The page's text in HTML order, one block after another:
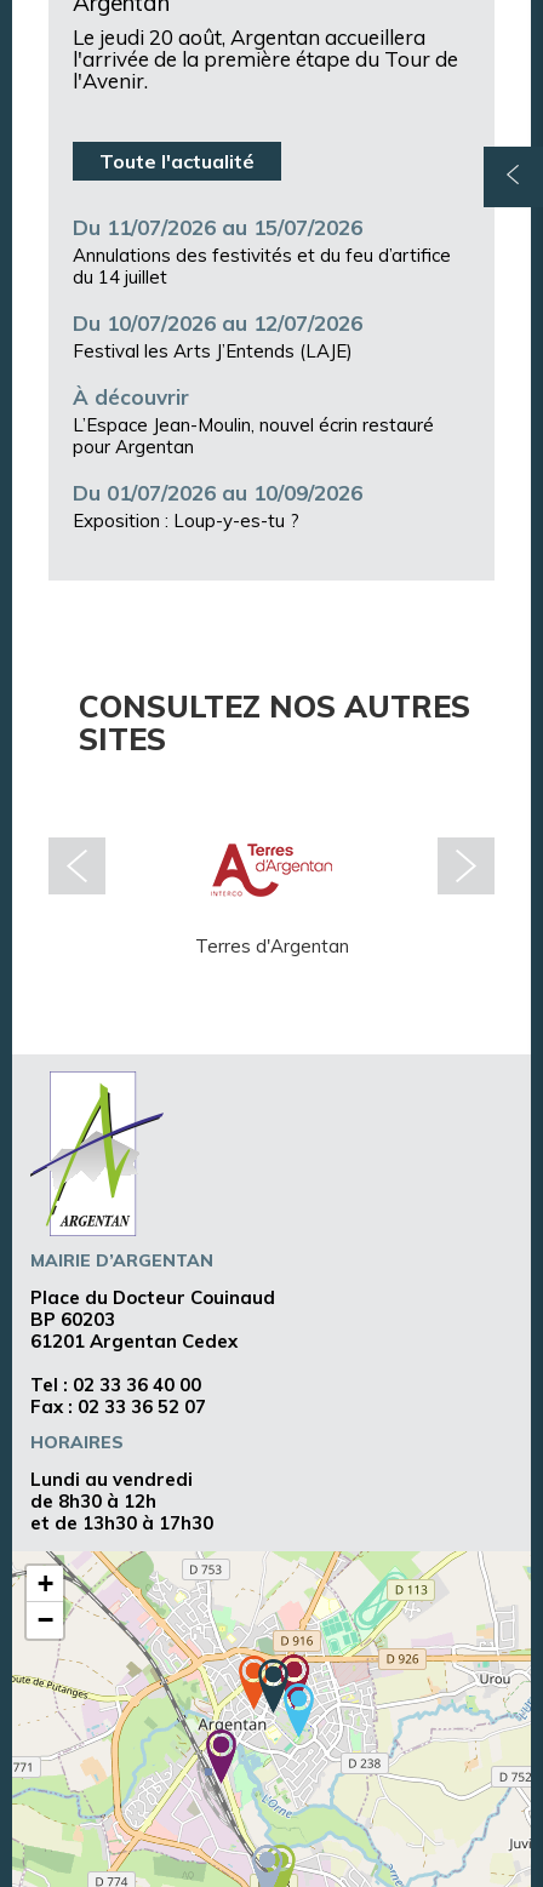
Le jeudi 20 août, Argentan accueillera
l'arrivée de la première étape du Tour de
l'Avenir.
Toute l'actualité
Du 11/07/2026 au 15/07/2026
Annulations des festivités et du feu d’artifice
du 14 juillet
Du 10/07/2026 au 12/07/2026
Festival les Arts J’Entends (LAJE)
À découvrir
L’Espace Jean-Moulin, nouvel écrin restauré
pour Argentan
Du 01/07/2026 au 10/09/2026
Exposition : Loup-y-es-tu ?
CONSULTEZ NOS AUTRES
SITES
Terres d'Argentan
MAIRIE D’ARGENTAN
Place du Docteur Couinaud
BP 60203
61201 Argentan Cedex
Tel : 02 33 36 40 00
Fax : 02 33 36 52 07
HORAIRES
Lundi au vendredi
de 8h30 à 12h
et de 13h30 à 17h30
+
−